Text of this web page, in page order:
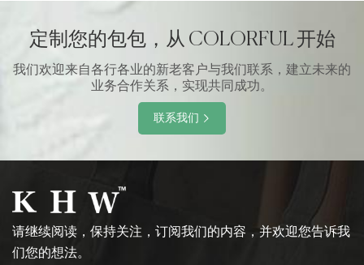
定制您的包包，从 COLORFUL 开始
我们欢迎来自各行各业的新老客户与我们联系，建立未来的
业务合作关系，实现共同成功。
联系我们
请继续阅读，保持关注，订阅我们的内容，并欢迎您告诉我
们您的想法。